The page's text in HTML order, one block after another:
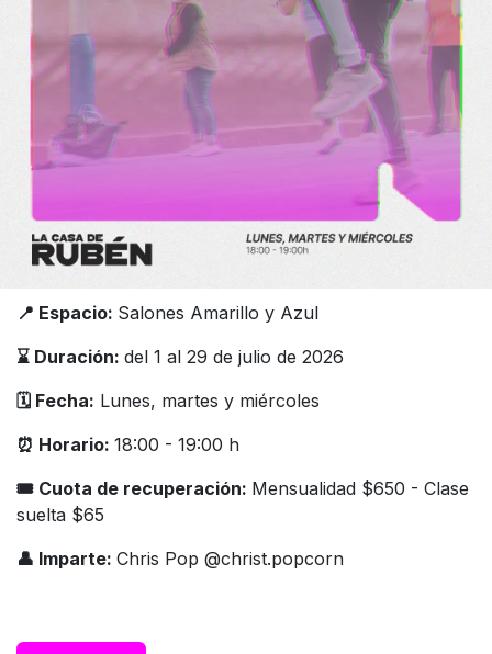
📍 Espacio: Salones Amarillo y Azul
⌛️ Duración: del 1 al 29 de julio de 2026
🗓️ Fecha: Lunes, martes y miércoles
⏰ Horario: 18:00 - 19:00 h
🎟 Cuota de recuperación: Mensualidad $650 - Clase
suelta $65
👤 Imparte: Chris Pop @christ.popcorn